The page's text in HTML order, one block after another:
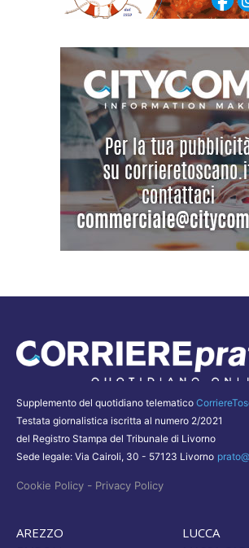
Supplemento del quotidiano telematico
Testata giornalistica iscritta al numero 2/2021
del Registro Stampa del Tribunale di Livorno
Sede legale: Via Cairoli, 30 - 57123 Livorno
Cookie Policy - Privacy Policy
AREZZO
LUCCA